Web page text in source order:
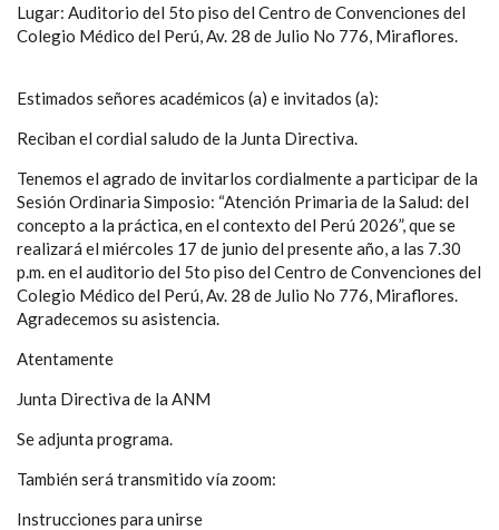
Lugar: Auditorio del 5to piso del Centro de Convenciones del
Colegio Médico del Perú, Av. 28 de Julio No 776, Miraflores.
Estimados señores académicos (a) e invitados (a):
Reciban el cordial saludo de la Junta Directiva.
Tenemos el agrado de invitarlos cordialmente a participar de la
Sesión Ordinaria Simposio: “Atención Primaria de la Salud: del
concepto a la práctica, en el contexto del Perú 2026”, que se
realizará el miércoles 17 de junio del presente año, a las 7.30
p.m. en el auditorio del 5to piso del Centro de Convenciones del
Colegio Médico del Perú, Av. 28 de Julio No 776, Miraflores.
Agradecemos su asistencia.
Atentamente
Junta Directiva de la ANM
Se adjunta programa.
También será transmitido vía zoom:
Instrucciones para unirse